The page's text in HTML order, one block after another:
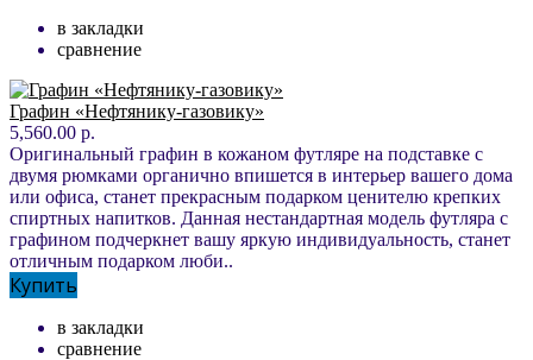
в закладки
сравнение
Графин «Нефтянику-газовику»
5,560.00 р.
Оригинальный графин в кожаном футляре на подставке с
двумя рюмками органично впишется в интерьер вашего дома
или офиса, станет прекрасным подарком ценителю крепких
спиртных напитков. Данная нестандартная модель футляра с
графином подчеркнет вашу яркую индивидуальность, станет
отличным подарком люби..
Купить
в закладки
сравнение